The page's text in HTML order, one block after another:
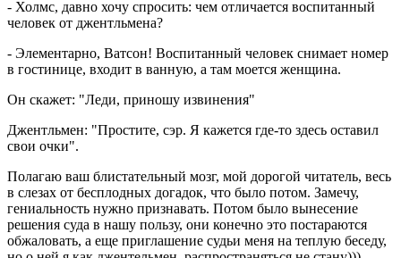
- Холмс, давно хочу спросить: чем отличается воспитанный
человек от джентльмена?
- Элементарно, Ватсон! Воспитанный человек снимает номер
в гостинице, входит в ванную, а там моется женщина.
Он скажет: "Леди, приношу извинения"
Джентльмен: "Простите, сэр. Я кажется где-то здесь оставил
свои очки".
Полагаю ваш блистательный мозг, мой дорогой читатель, весь
в слезах от бесплодных догадок, что было потом. Замечу,
гениальность нужно признавать. Потом было вынесение
решения суда в нашу пользу, они конечно это постараются
обжаловать, а еще приглашение судьи меня на теплую беседу,